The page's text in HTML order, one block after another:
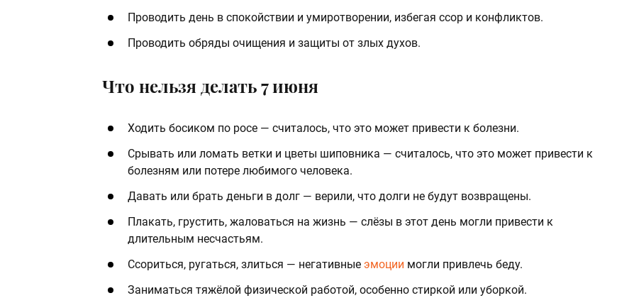
Проводить день в спокойствии и умиротворении, избегая ссор и конфликтов.
Проводить обряды очищения и защиты от злых духов.
Что нельзя делать 7 июня
Ходить босиком по росе — считалось, что это может привести к болезни.
Срывать или ломать ветки и цветы шиповника — считалось, что это может привести к
болезням или потере любимого человека.
Давать или брать деньги в долг — верили, что долги не будут возвращены.
Плакать, грустить, жаловаться на жизнь — слёзы в этот день могли привести к
длительным несчастьям.
Ссориться, ругаться, злиться — негативные эмоции могли привлечь беду.
Заниматься тяжёлой физической работой, особенно стиркой или уборкой.